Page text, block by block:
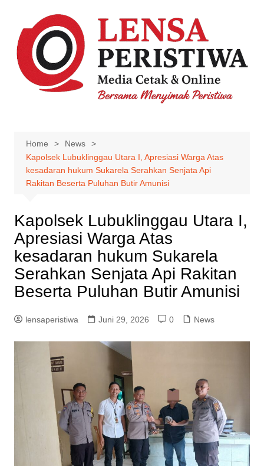
content
Home
News
Kapolsek Lubuklinggau Utara I, Apresiasi Warga Atas
kesadaran hukum Sukarela Serahkan Senjata Api
Rakitan Beserta Puluhan Butir Amunisi
Kapolsek Lubuklinggau Utara I,
Apresiasi Warga Atas
kesadaran hukum Sukarela
Serahkan Senjata Api Rakitan
Beserta Puluhan Butir Amunisi
lensaperistiwa Juni 29, 2026 0 News